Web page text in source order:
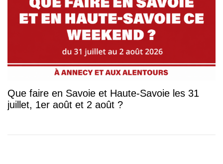
Que faire en Savoie et Haute-Savoie les 31
juillet, 1er août et 2 août ?